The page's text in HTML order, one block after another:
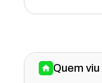
Quem